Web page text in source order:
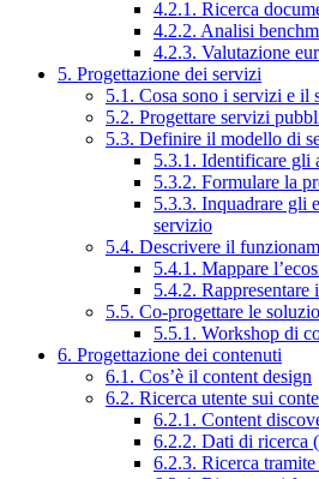
4.2.1. Ricerca
4.2.2. Analisi
4.2.3. Valutazione
5. Progettazione dei servizi
5.1. Cosa sono i servizi e il
5.2. Progettare servizi
5.3. Definire il modello di
5.3.1. Identificare gli
5.3.2. Formulare la
5.3.3. Inquadrare gli
servizio
5.4. Descrivere il
5.4.1. Mappare
5.4.2.
5.5. Co-progettare le
5.5.1. Workshop di
6. Progettazione dei contenuti
6.1. Cos’è il content design
6.2. Ricerca utente sui
6.2.1. Content
6.2.2. Dati di ricerca
6.2.3. Ricerca